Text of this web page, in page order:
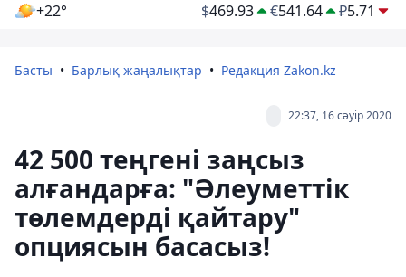
+22° $469.93 €541.64 ₽5.71
Басты Барлық жаңалықтар Редакция Zakon.kz
22:37, 16 сәуір 2020
42 500 теңгені заңсыз
алғандарға: "Әлеуметтік
төлемдерді қайтару"
опциясын басасыз!